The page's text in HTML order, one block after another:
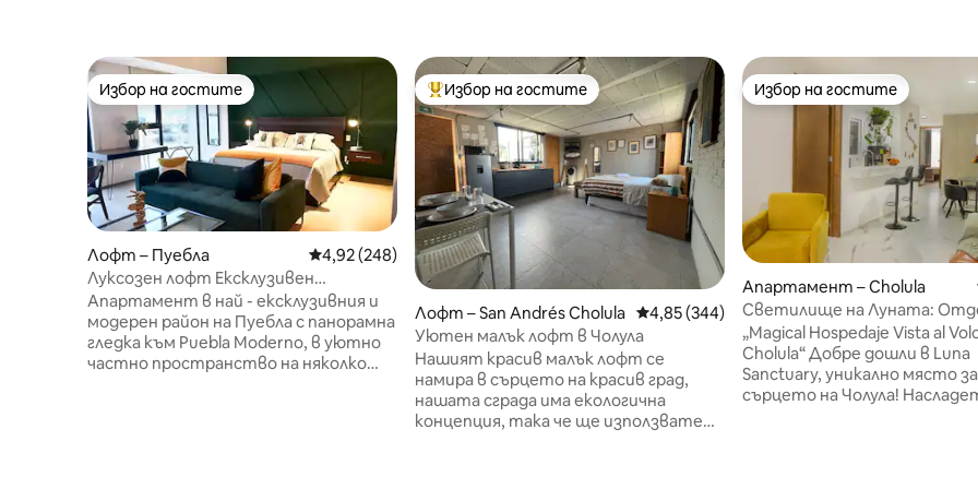
Избор на гостите
Избор на гостите
Лофт – Пуебла Средна оценка: 4,92 от 5, 248 отзива
4,92 (248)
Луксозен лофт Ексклузивен
апартамент 9 Изглед към
Анжелополис
Апартамент в най - ексклузивния и
модерен район на Пуебла с панорамна
гледка към Puebla Moderno, в уютно
частно пространство на няколко
Най-популярен избор на гостите
Избор на гостите
Лофт – San Andrés Cholula Средна оценка: 4,85 от 5, 344 отзива
4,85 (344)
Уютен малък лофт в Чолула
Нашият красив малък лофт се
намира в сърцето на красив град,
нашата сграда има екологична
концепция, така че ще използвате
Избор на гостите
Избор на гостите
Апартамент – Cholula
Светилище на Луната:
„Magical Hospedaje Vista al
Cholula“ Добре дошли в Luna
Sanctuary, уникално място
сърцето на Чолула! Насладете се на